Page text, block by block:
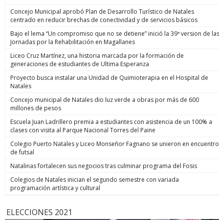
Concejo Municipal aprobó Plan de Desarrollo Turístico de Natales
centrado en reducir brechas de conectividad y de servicios básicos
Bajo el lema “Un compromiso que no se detiene” inició la 39ª version de las
Jornadas por la Rehabilitación en Magallanes
Liceo Cruz Martínez, una historia marcada por la formación de
generaciones de estudiantes de Ultima Esperanza
Proyecto busca instalar una Unidad de Quimioterapia en el Hospital de
Natales
Concejo municipal de Natales dio luz verde a obras por más de 600
millones de pesos
Escuela Juan Ladrillero premia a estudiantes con asistencia de un 100% a
clases con visita al Parque Nacional Torres del Paine
Colegio Puerto Natales y Liceo Monseñor Fagnano se unieron en encuentro
de futsal
Natalinas fortalecen sus negocios tras culminar programa del Fosis
Colegios de Natales inician el segundo semestre con variada
programación artística y cultural
ELECCIONES 2021